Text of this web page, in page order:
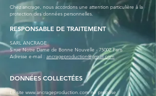
Chez ancrage, nous accordons une attention particulière à la
protection des données personnelles.
RESPONSABLE DE TRAITEMENT
SARL ANCRAGE
5 rue Notre Dame de Bonne Nouvelle - 75002 Paris
Adresse e-mail : ancrageproduction@gmail.com
DONNÉES COLLECTÉES
Le site www.ancrageproduction.comne propose :